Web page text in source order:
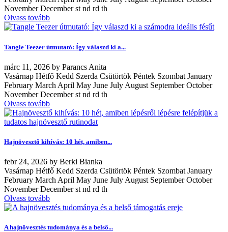
November December st nd rd th
Olvass tovább
Tangle Teezer útmutató: Így válaszd ki a...
márc 11, 2026 by Parancs Anita
Vasárnap Hétfő Kedd Szerda Csütörtök Péntek Szombat January
February March April May June July August September October
November December st nd rd th
Olvass tovább
Hajnövesztő kihívás: 10 hét, amiben...
febr 24, 2026 by Berki Bianka
Vasárnap Hétfő Kedd Szerda Csütörtök Péntek Szombat January
February March April May June July August September October
November December st nd rd th
Olvass tovább
A hajnövesztés tudománya és a belső...